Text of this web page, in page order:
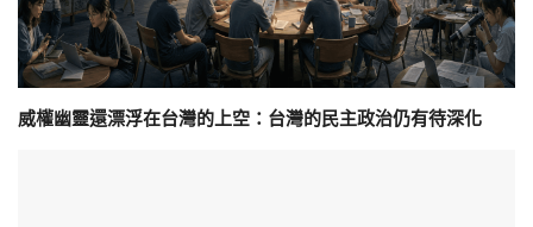
威權幽靈還漂浮在台灣的上空：台灣的民主政治仍有待深化